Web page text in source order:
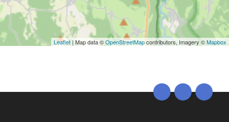
Leaflet | Map data ©OpenStreetMapcontributors, Imagery ©Mapbox